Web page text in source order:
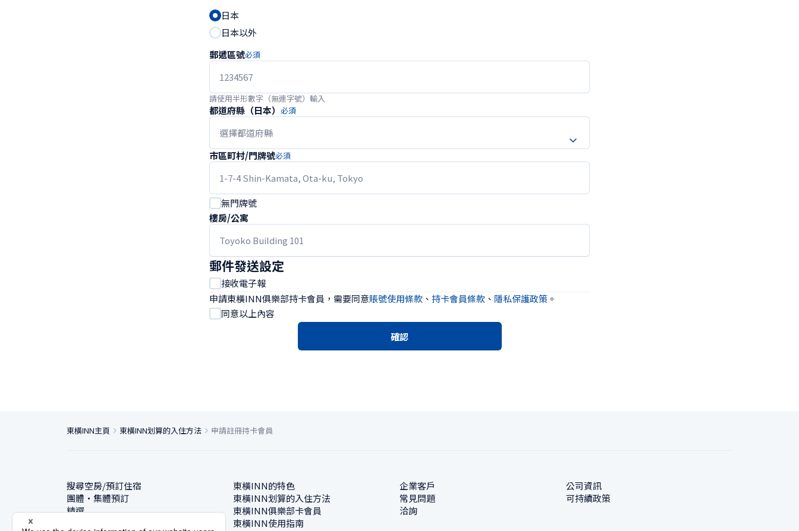
日本
日本以外
郵遞區號必須
請使用半形數字（無連字號）輸入
都道府縣（日本） 必須
市區町村/門牌號必須
無門牌號
樓房/公寓
郵件發送設定
接收電子報
申請東橫INN俱樂部持卡會員，需要同意賬號使用條款 、 持卡會員條款 、 隱私保護政策 。
同意以上內容
確認
東橫INN主頁 東橫INN划算的入住方法 申請註冊持卡會員
搜尋空房/預訂住宿
團體・集體預訂
精選
東橫INN的特色
東橫INN划算的入住方法
東橫INN俱樂部卡會員
東橫INN使用指南
企業客戶
常見問題
洽詢
公司資訊
可持續政策